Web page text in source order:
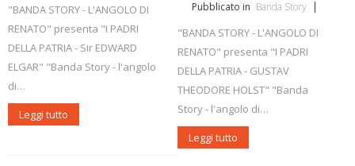
"BANDA STORY - L'ANGOLO DI
RENATO" presenta "I PADRI
DELLA PATRIA - Sir EDWARD
ELGAR" "Banda Story - l'angolo
di…
Leggi tutto
Pubblicato in Banda Story
"BANDA STORY - L'ANGOLO DI
RENATO" presenta "I PADRI
DELLA PATRIA - GUSTAV
THEODORE HOLST" "Banda
Story - l'angolo di…
Leggi tutto